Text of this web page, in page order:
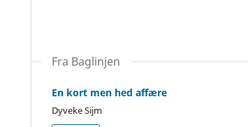
Fra Baglinjen
En kort men hed affære
Dyveke Sijm